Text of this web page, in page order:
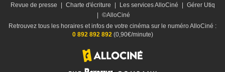
Revue de presse
Charte d'écriture Les services AlloCiné
Gérer Utiq
©AlloCiné
Retrouvez tous les horaires et infos de votre cinéma sur le numéro AlloCiné :
0 892 892 892(0,90€/minute)